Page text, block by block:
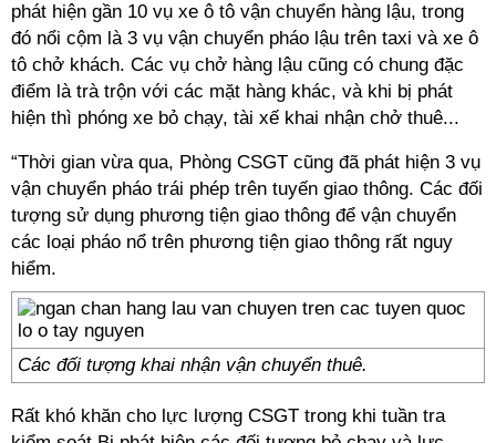
phát hiện gần 10 vụ xe ô tô vận chuyển hàng lậu, trong
đó nổi cộm là 3 vụ vận chuyển pháo lậu trên taxi và xe ô
tô chở khách. Các vụ chở hàng lậu cũng có chung đặc
điểm là trà trộn với các mặt hàng khác, và khi bị phát
hiện thì phóng xe bỏ chạy, tài xế khai nhận chở thuê...
“Thời gian vừa qua, Phòng CSGT cũng đã phát hiện 3 vụ
vận chuyển pháo trái phép trên tuyến giao thông. Các đối
tượng sử dụng phương tiện giao thông để vận chuyển
các loại pháo nổ trên phương tiện giao thông rất nguy
hiểm.
Các đối tượng khai nhận vận chuyển thuê.
Rất khó khăn cho lực lượng CSGT trong khi tuần tra